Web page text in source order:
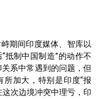
期间印度媒体、智库以
抵制中国制造”的动作不
系中常遇到的问题，但
加大，特别是印度“报
次边境冲突中理亏，印